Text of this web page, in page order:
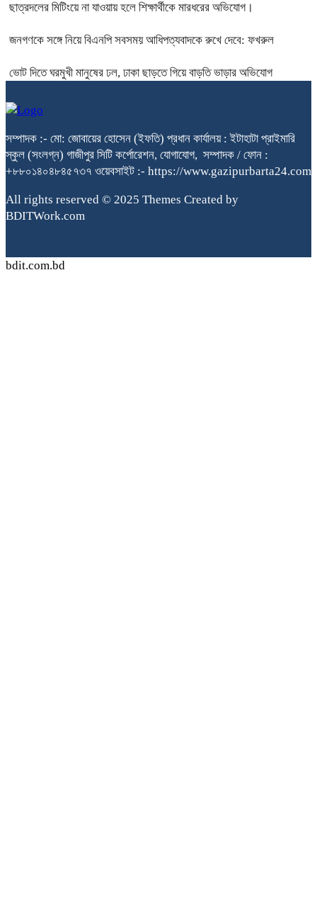
ছাত্রদলের মিটিংয়ে না যাওয়ায় হলে শিক্ষার্থীকে মারধরের অভিযোগ।
জনগণকে সঙ্গে নিয়ে বিএনপি সবসময় আধিপত্যবাদকে রুখে দেবে: ফখরুল
ভোট দিতে ঘরমুখী মানুষের ঢল, ঢাকা ছাড়তে গিয়ে বাড়তি ভাড়ার অভিযোগ
সম্পাদক :- মো: জোবায়ের হোসেন (ইফতি) প্রধান কার্যালয় : ইটাহাটা প্রাইমারি
স্কুল (সংলগ্ন) গাজীপুর সিটি কর্পোরেশন, যোগাযোগ, সম্পাদক / ফোন :
+৮৮০১৪০৪৮৪৫৭৩৭ ওয়েবসাইট :- https://www.gazipurbarta24.com
All rights reserved © 2025 Themes Created by
BDITWork.com
bdit.com.bd